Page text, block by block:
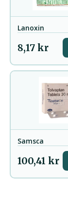
Lanoxin
8,17 kr
Samsca
100,41 kr